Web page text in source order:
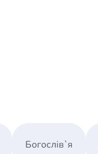
Богослів`я